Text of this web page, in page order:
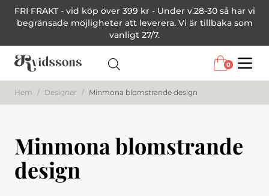
FRI FRAKT - vid köp över 399 kr - Under v.28-30 så har vi
begränsade möjligheter att leverera. Vi är tillbaka som
vanligt 27/7.
0
Hem / Designer / Minmona blomstrande design
Minmona blomstrande
design